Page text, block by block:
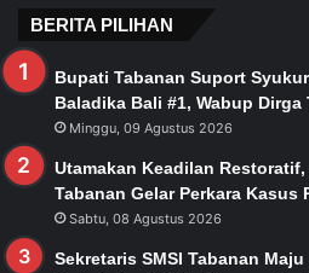
BERITA PILIHAN
Bupati Tabanan Suport
Baladika Bali #1, Wabup
Minggu, 09 Agustus 2026
Utamakan Keadilan
Tabanan Gelar Perkara Kasus
Sabtu, 08 Agustus 2026
Sekretaris SMSI Tabanan